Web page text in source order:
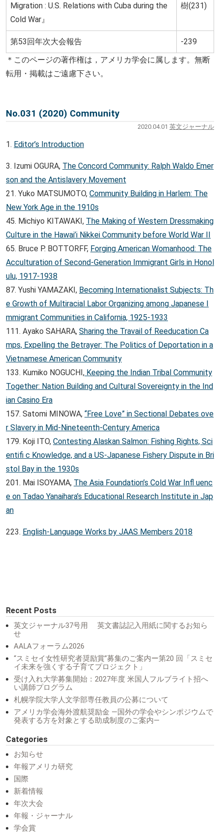
Migration : U.S. Relations with Cuba during the
Cold War』
樹(231)
第53回年次大会報告
-239
＊このページの著作権は，アメリカ学会に属します。無断
転用・掲載はご遠慮下さい。
No.031 (2020) Community
2020.04.01 英文ジャーナル
1. Editor’s Introduction
3. Izumi OGURA, The Concord Community: Ralph Waldo Emer
son and the Antislavery Movement
21. Yuko MATSUMOTO, Community Building in Harlem: The
New York Age in the 1910s
45. Michiyo KITAWAKI, The Making of Western Dressmaking
Culture in the Hawai’i Nikkei Community before World War II
65. Bruce P. BOTTORFF, Forging American Womanhood: The
Acculturation of Second-Generation Immigrant Girls in Honol
ulu, 1917-1938
87. Yushi YAMAZAKI, Becoming Internationalist Subjects: Th
e Growth of Multiracial Labor Organizing among Japanese I
mmigrant Communities in California, 1925-1933
111. Ayako SAHARA, Sharing the Travail of Reeducation Ca
mps, Expelling the Betrayer: The Politics of Deportation in a
Vietnamese American Community
133. Kumiko NOGUCHI, Keeping the Indian Tribal Community
Together: Nation Building and Cultural Sovereignty in the Ind
ian Casino Era
157. Satomi MINOWA, “Free Love” in Sectional Debates ove
r Slavery in Mid-Nineteenth-Century America
179. Koji ITO, Contesting Alaskan Salmon: Fishing Rights, Sci
entifi c Knowledge, and a US-Japanese Fishery Dispute in Bri
stol Bay in the 1930s
201. Mai ISOYAMA, The Asia Foundation’s Cold War Infl uenc
e on Tadao Yanaihara’s Educational Research Institute in Jap
an
223. English-Language Works by JAAS Members 2018
Recent Posts
英文ジャーナル37号用 英文書誌記入用紙に関するお知ら
せ
AALAフォーラム2026
“スミセイ女性研究者奨励賞”募集のご案内ー第20 回「スミセ
イ未来を強くする子育てプロジェクト」
受け入れ大学募集開始：2027年度 米国人フルブライト招へ
い講師プログラム
札幌学院大学人文学部専任教員の公募について
アメリカ学会海外渡航奨励金 ―国外の学会やシンポジウムで
発表する方を対象とする助成制度のご案内―
Categories
お知らせ
年報アメリカ研究
国際
新着情報
年次大会
年報・ジャーナル
学会賞